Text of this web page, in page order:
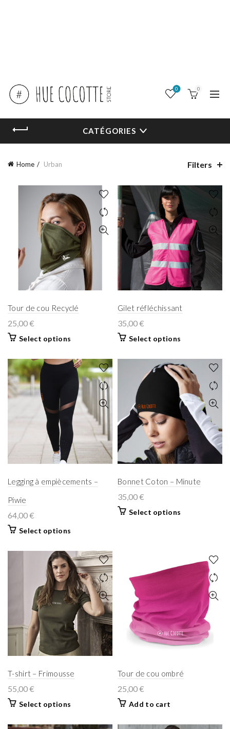
0 0
CATÉGORIES
Home Urban Filters
Tour de cou Recyclé
25,00€
Select options
Gilet réfléchissant
35,00€
Select options
Legging à empiècements –
Piwie
64,00€
Select options
Bonnet Coton – Minute
35,00€
Select options
T-shirt – Frimousse
55,00€
Select options
Tour de cou ombré
25,00€
Add to cart